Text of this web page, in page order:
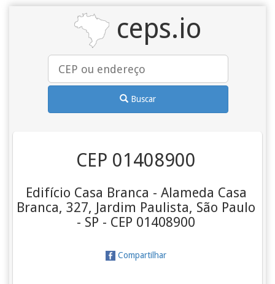
ceps.io
Buscar
CEP 01408900
Edifício Casa Branca - Alameda Casa
Branca, 327, Jardim Paulista, São Paulo
- SP - CEP 01408900
Compartilhar